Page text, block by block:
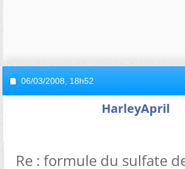
06/03/2008, 18h52
HarleyApril
Re : formule du sulfate